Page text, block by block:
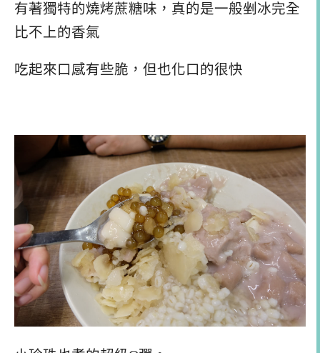
有著獨特的燒烤蔗糖味，真的是一般剉冰完全
比不上的香氣
吃起來口感有些脆，但也化口的很快